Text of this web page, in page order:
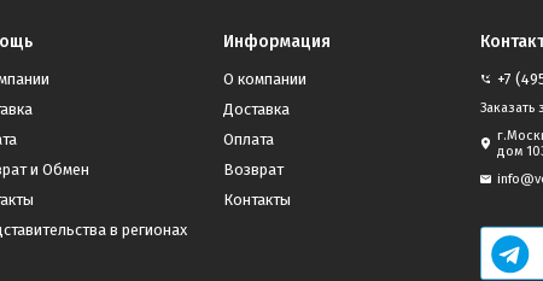
и Обмен
в регионах
Информация
О компании
Доставка
Оплата
Возврат
Контакты
+7
Заказать
дом